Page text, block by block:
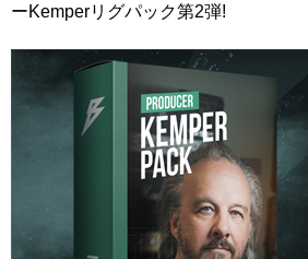
ーKemperリグパック第2弾!